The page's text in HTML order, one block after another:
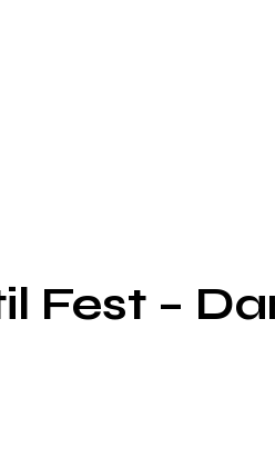
Fest –